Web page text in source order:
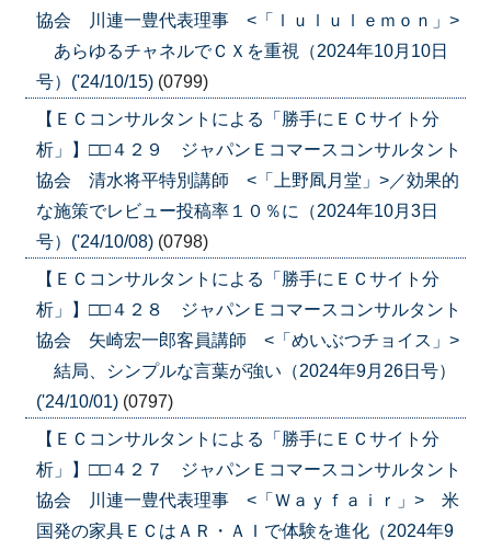
協会 川連一豊代表理事 <「ｌｕｌｕｌｅｍｏｎ」>
あらゆるチャネルでＣＸを重視（2024年10月10日
号）('24/10/15) (0799)
【ＥＣコンサルタントによる「勝手にＥＣサイト分
析」】□□４２９ ジャパンＥコマースコンサルタント
協会 清水将平特別講師 <「上野凮月堂」>／効果的
な施策でレビュー投稿率１０％に（2024年10月3日
号）('24/10/08) (0798)
【ＥＣコンサルタントによる「勝手にＥＣサイト分
析」】□□４２８ ジャパンＥコマースコンサルタント
協会 矢崎宏一郎客員講師 <「めいぶつチョイス」>
結局、シンプルな言葉が強い（2024年9月26日号）
('24/10/01) (0797)
【ＥＣコンサルタントによる「勝手にＥＣサイト分
析」】□□４２７ ジャパンＥコマースコンサルタント
協会 川連一豊代表理事 <「Ｗａｙｆａｉｒ」> 米
国発の家具ＥＣはＡＲ・ＡＩで体験を進化（2024年9